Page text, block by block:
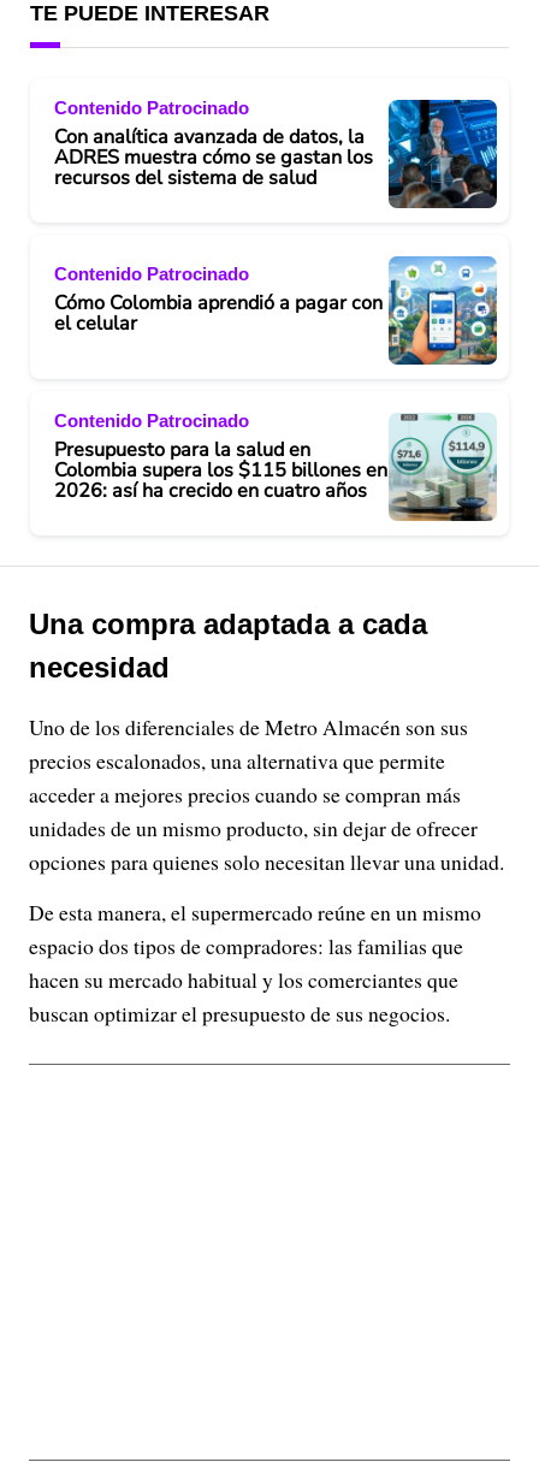
TE PUEDE INTERESAR
Contenido Patrocinado
Con analítica avanzada de datos, la
ADRES muestra cómo se gastan los
recursos del sistema de salud
Contenido Patrocinado
Cómo Colombia aprendió a pagar con
el celular
Contenido Patrocinado
Presupuesto para la salud en
Colombia supera los $115 billones en
2026: así ha crecido en cuatro años
Una compra adaptada a cada
necesidad
Uno de los diferenciales de Metro Almacén son sus
precios escalonados, una alternativa que permite
acceder a mejores precios cuando se compran más
unidades de un mismo producto, sin dejar de ofrecer
opciones para quienes solo necesitan llevar una unidad.
De esta manera, el supermercado reúne en un mismo
espacio dos tipos de compradores: las familias que
hacen su mercado habitual y los comerciantes que
buscan optimizar el presupuesto de sus negocios.